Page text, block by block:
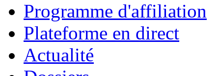
Programme d'affiliation
Plateforme en direct
Actualité